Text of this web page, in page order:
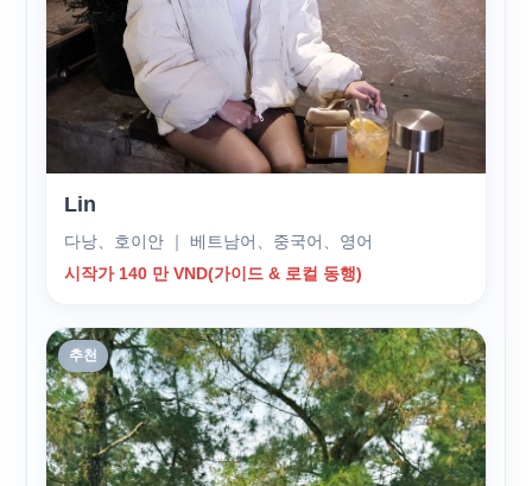
Lin
다낭、호이안 ｜ 베트남어、중국어、영어
시작가 140 만 VND(가이드 & 로컬 동행)
추천